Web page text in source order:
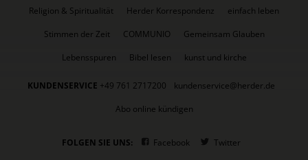
Religion & Spiritualität
Herder Korrespondenz
einfach leben
Stimmen der Zeit
COMMUNIO
Gemeinsam Glauben
Lebensspuren
Bibel lesen kunst und kirche
KUNDENSERVICE +49 761 2717200
kundenservice@herder.de
Abo online kündigen
FOLGEN SIE UNS: Facebook Twitter